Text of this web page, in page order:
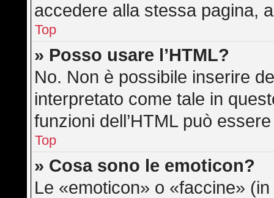
accedere alla stessa pagina,
Top
» Posso usare l’HTML?
No. Non è possibile inserire
interpretato come tale in
funzioni dell’HTML può
Top
» Cosa sono le emoticon?
Le «emoticon» o «faccine»